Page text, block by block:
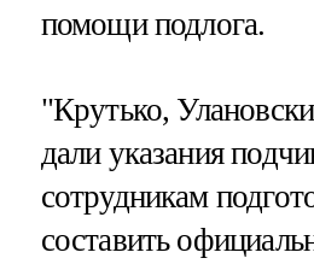
помощи подлога.
"Крутько,
дали указания
сотрудникам
составить